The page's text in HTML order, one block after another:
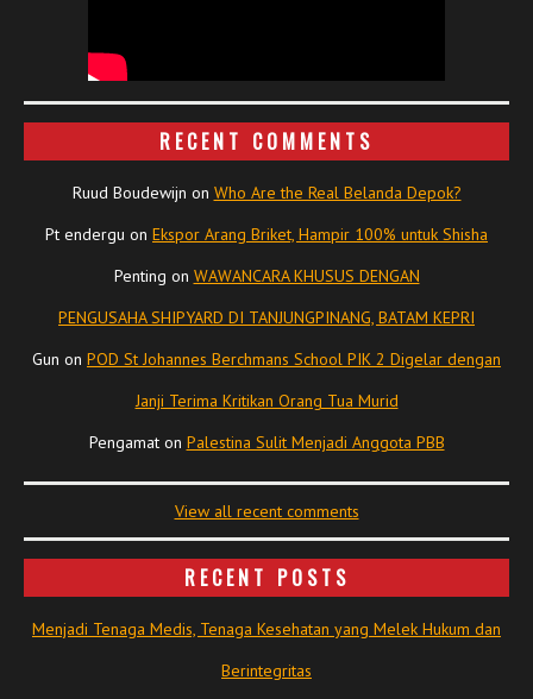
RECENT COMMENTS
Ruud Boudewijn on Who Are the Real Belanda Depok?
Pt endergu on Ekspor Arang Briket, Hampir 100% untuk Shisha
Penting on WAWANCARA KHUSUS DENGAN
PENGUSAHA SHIPYARD DI TANJUNGPINANG, BATAM KEPRI
Gun on POD St Johannes Berchmans School PIK 2 Digelar dengan
Janji Terima Kritikan Orang Tua Murid
Pengamaton Palestina Sulit Menjadi Anggota PBB
View all recent comments
RECENT POSTS
Menjadi Tenaga Medis, Tenaga Kesehatan yang Melek Hukum dan
Berintegritas